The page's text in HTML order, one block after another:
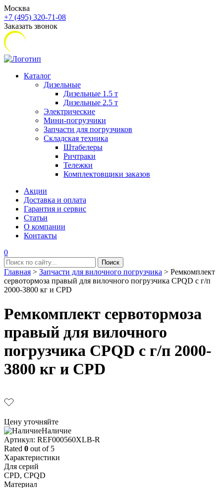
Москва
+7 (495) 320-71-08
Заказать звонок
Каталог
Дизельные
Дизельные 1.5 т
Дизельные 2.5 т
Электрические
Мини-погрузчики
Запчасти для погрузчиков
Складская техника
Штабелеры
Ричтраки
Тележки
Комплектовщики заказов
Акции
Доставка и оплата
Гарантия и сервис
Статьи
О компании
Контакты
0
Главная > Запчасти для вилочного погрузчика > Ремкомплект
сервотормоза правый для вилочного погрузчика CPQD с г/п
2000-3800 кг и CPD
Ремкомплект сервотормоза
правый для вилочного
погрузчика CPQD с г/п 2000-
3800 кг и CPD
Цену уточняйте
Наличие
Aртикул: REF000560XLB-R
Rated 0 out of 5
Характеристики
Для серий
CPD, CPQD
Материал